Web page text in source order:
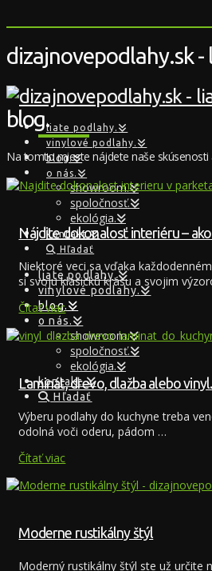
dizajnovepodlahy.sk
liate podlahy.
vinylové podlahy.
blog.
o nás.
showroom.
spoločnosť.
ekológia.
kontakt.
Hľadať
liate podlahy.
vinylové podlahy.
blog.
o nás.
showroom.
spoločnosť.
ekológia.
kontakt.
Hľadať
blog.
Na tomto mieste nájdete naše skúsenosti
Nájdite dokonalosť interiéru –
Niektoré veci sa vďaka
si svoju klasickú krásu a svojim
Čítať viac
Laminát, drevo, dlažba alebo
Výberu podlahy do kuchyne treba
odolná voči oderu, pádom …
Čítať viac
Moderne rustikálny štýl
Moderný rustikálny štýl ste už určite